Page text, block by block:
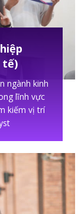
tế)
ngành kinh
lĩnh vực
kiếm vị trí